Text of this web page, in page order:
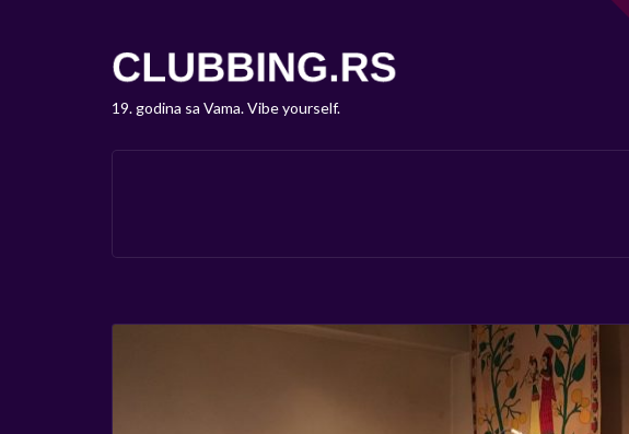
19. godina sa Vama. Vibe yourself.